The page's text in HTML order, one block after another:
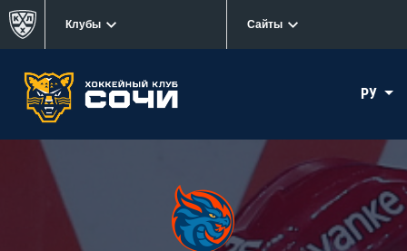
Клубы Сайты
РУ